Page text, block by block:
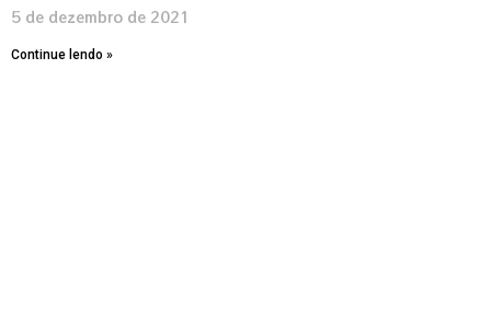
5 de dezembro de 2021
Continue lendo »